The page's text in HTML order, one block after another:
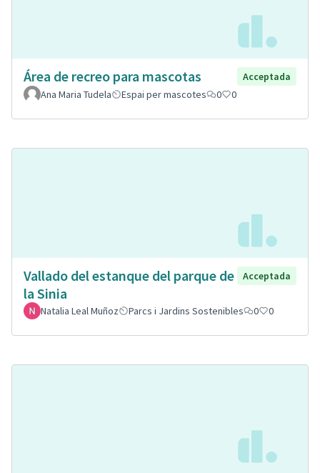
Área de recreo para mascotas
Acceptada
Ana Maria Tudela
Espai per mascotes 0 0
Vallado del estanque del parque de
la Sinia
Acceptada
Natalia Leal Muñoz Parcs i Jardins Sostenibles 0 0